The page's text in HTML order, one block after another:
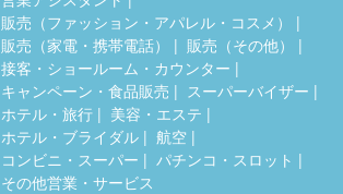
販売（ファッション・アパレル・コスメ）
販売（家電・携帯電話）
販売（その他）
接客・ショールーム・カウンター
キャンペーン・食品販売
スーパーバイザー
ホテル・旅行
美容・エステ
ホテル・ブライダル
航空
コンビニ・スーパー
パチンコ・スロット
その他営業・サービス